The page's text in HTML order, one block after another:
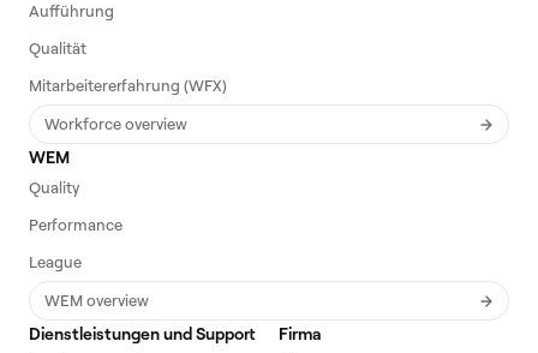
Aufführung
Qualität
Mitarbeitererfahrung (WFX)
Workforce overview
WEM
Quality
Performance
League
WEM overview
Dienstleistungen und Support Firma